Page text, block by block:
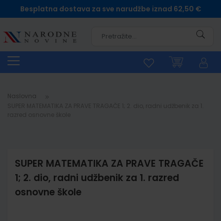
Besplatna dostava za sve narudžbe iznad 62,50 €
Naslovna
SUPER MATEMATIKA ZA PRAVE TRAGAČE
1; 2. dio, radni udžbenik za 1. razred
osnovne škole